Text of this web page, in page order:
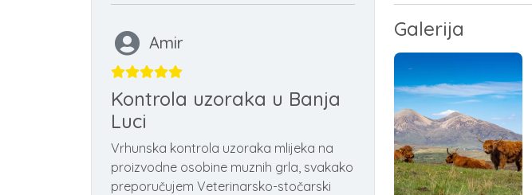
Amir
Kontrola uzoraka u Banja
Luci
Vrhunska kontrola uzoraka mlijeka na
proizvodne osobine muznih grla, svakako
preporučujem Veterinarsko-stočarski
Galerija